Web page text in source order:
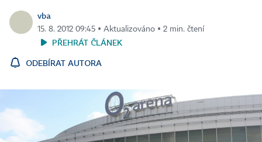
vba
15. 8. 2012 09:45 ▪ Aktualizováno ▪ 2 min. čtení
PŘEHRÁT ČLÁNEK
ODEBÍRAT AUTORA